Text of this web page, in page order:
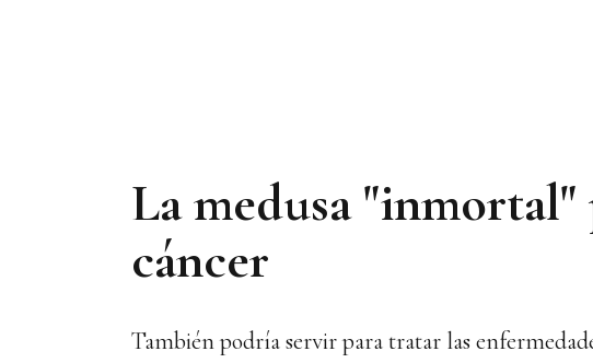
La medusa
cáncer
También podría servir para tratar las